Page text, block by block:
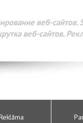
веб-сайтов.
веб-сайтов.